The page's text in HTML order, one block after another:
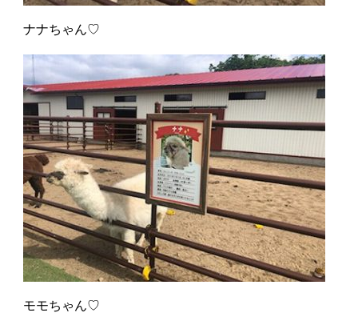
ナナちゃん♡
モモちゃん♡